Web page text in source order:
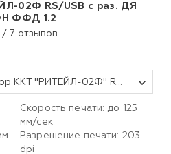
02Ф RS/USB с раз. ДЯ
ФФД 1.2
/ 7 отзывов
Фискальный регистратор ККТ "РИТЕЙЛ-02Ф" RS/USB с раз. ДЯ (белый) без ФН ФФД 1.2
Скорость печати: до 125
мм/сек
Разрешение печати: 203
dpi